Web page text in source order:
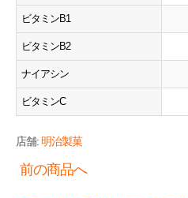
ビタミンB1
ビタミンB2
ナイアシン
ビタミンC
店舗: 明治製菓
前の商品へ